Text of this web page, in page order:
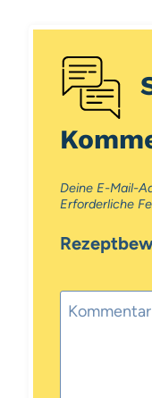
Deine E-Mail-
Erforderliche
Kommentar